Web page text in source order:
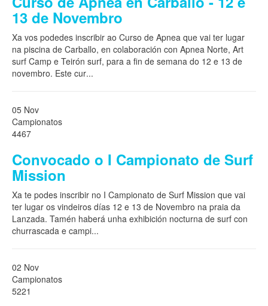
13 de Novembro
Xa vos podedes inscribir ao Curso de Apnea que vai ter lugar
na piscina de Carballo, en colaboración con Apnea Norte, Art
surf Camp e Teirón surf, para a fin de semana do 12 e 13 de
novembro. Este cur...
05 Nov
Campionatos
4467
Convocado o I Campionato de Surf
Mission
Xa te podes inscribir no I Campionato de Surf Mission que vai
ter lugar os vindeiros días 12 e 13 de Novembro na praia da
Lanzada. Tamén haberá unha exhibición nocturna de surf con
churrascada e campi...
02 Nov
Campionatos
5221